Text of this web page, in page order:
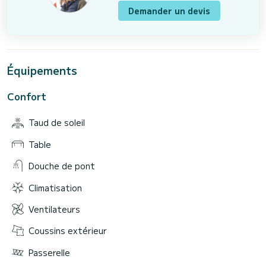
Demander un devis
Équipements
Confort
Taud de soleil
Table
Douche de pont
Climatisation
Ventilateurs
Coussins extérieur
Passerelle